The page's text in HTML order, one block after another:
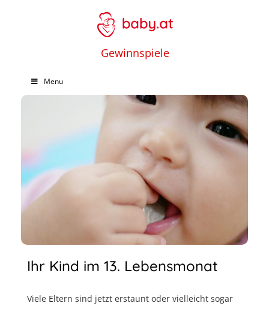
Gewinnspiele
Menu
Ihr Kind im 13. Lebensmonat
Viele Eltern sind jetzt erstaunt oder vielleicht sogar